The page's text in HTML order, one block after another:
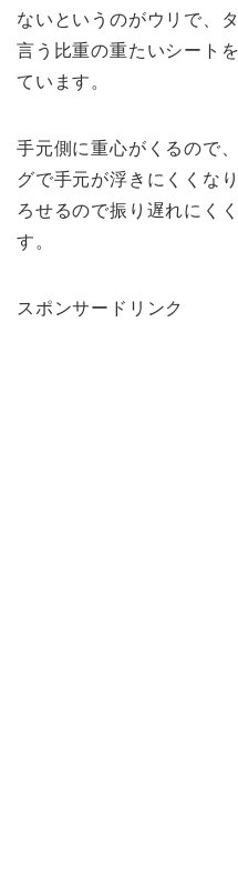
ないというのがウリで、
言う比重の重たいシート
ています。
手元側に重心がくるので
グで手元が浮きにくくな
ろせるので振り遅れにく
す。
スポンサードリンク